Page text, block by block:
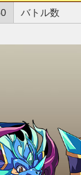
バトル数